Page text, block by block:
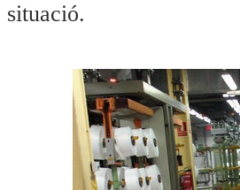
situació.